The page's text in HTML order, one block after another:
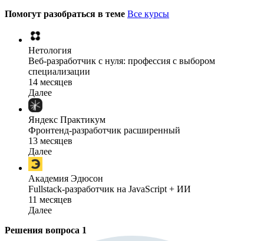
Помогут разобраться в теме Все курсы
Нетология
Веб-разработчик с нуля: профессия с выбором
специализации
14 месяцев
Далее
Яндекс Практикум
Фронтенд-разработчик расширенный
13 месяцев
Далее
Академия Эдюсон
Fullstack-разработчик на JavaScript + ИИ
11 месяцев
Далее
Решения вопроса 1